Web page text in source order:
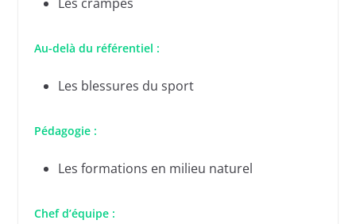
Au-delà du référentiel :
Les blessures du sport
Pédagogie :
Les formations en milieu naturel
Chef d’équipe :